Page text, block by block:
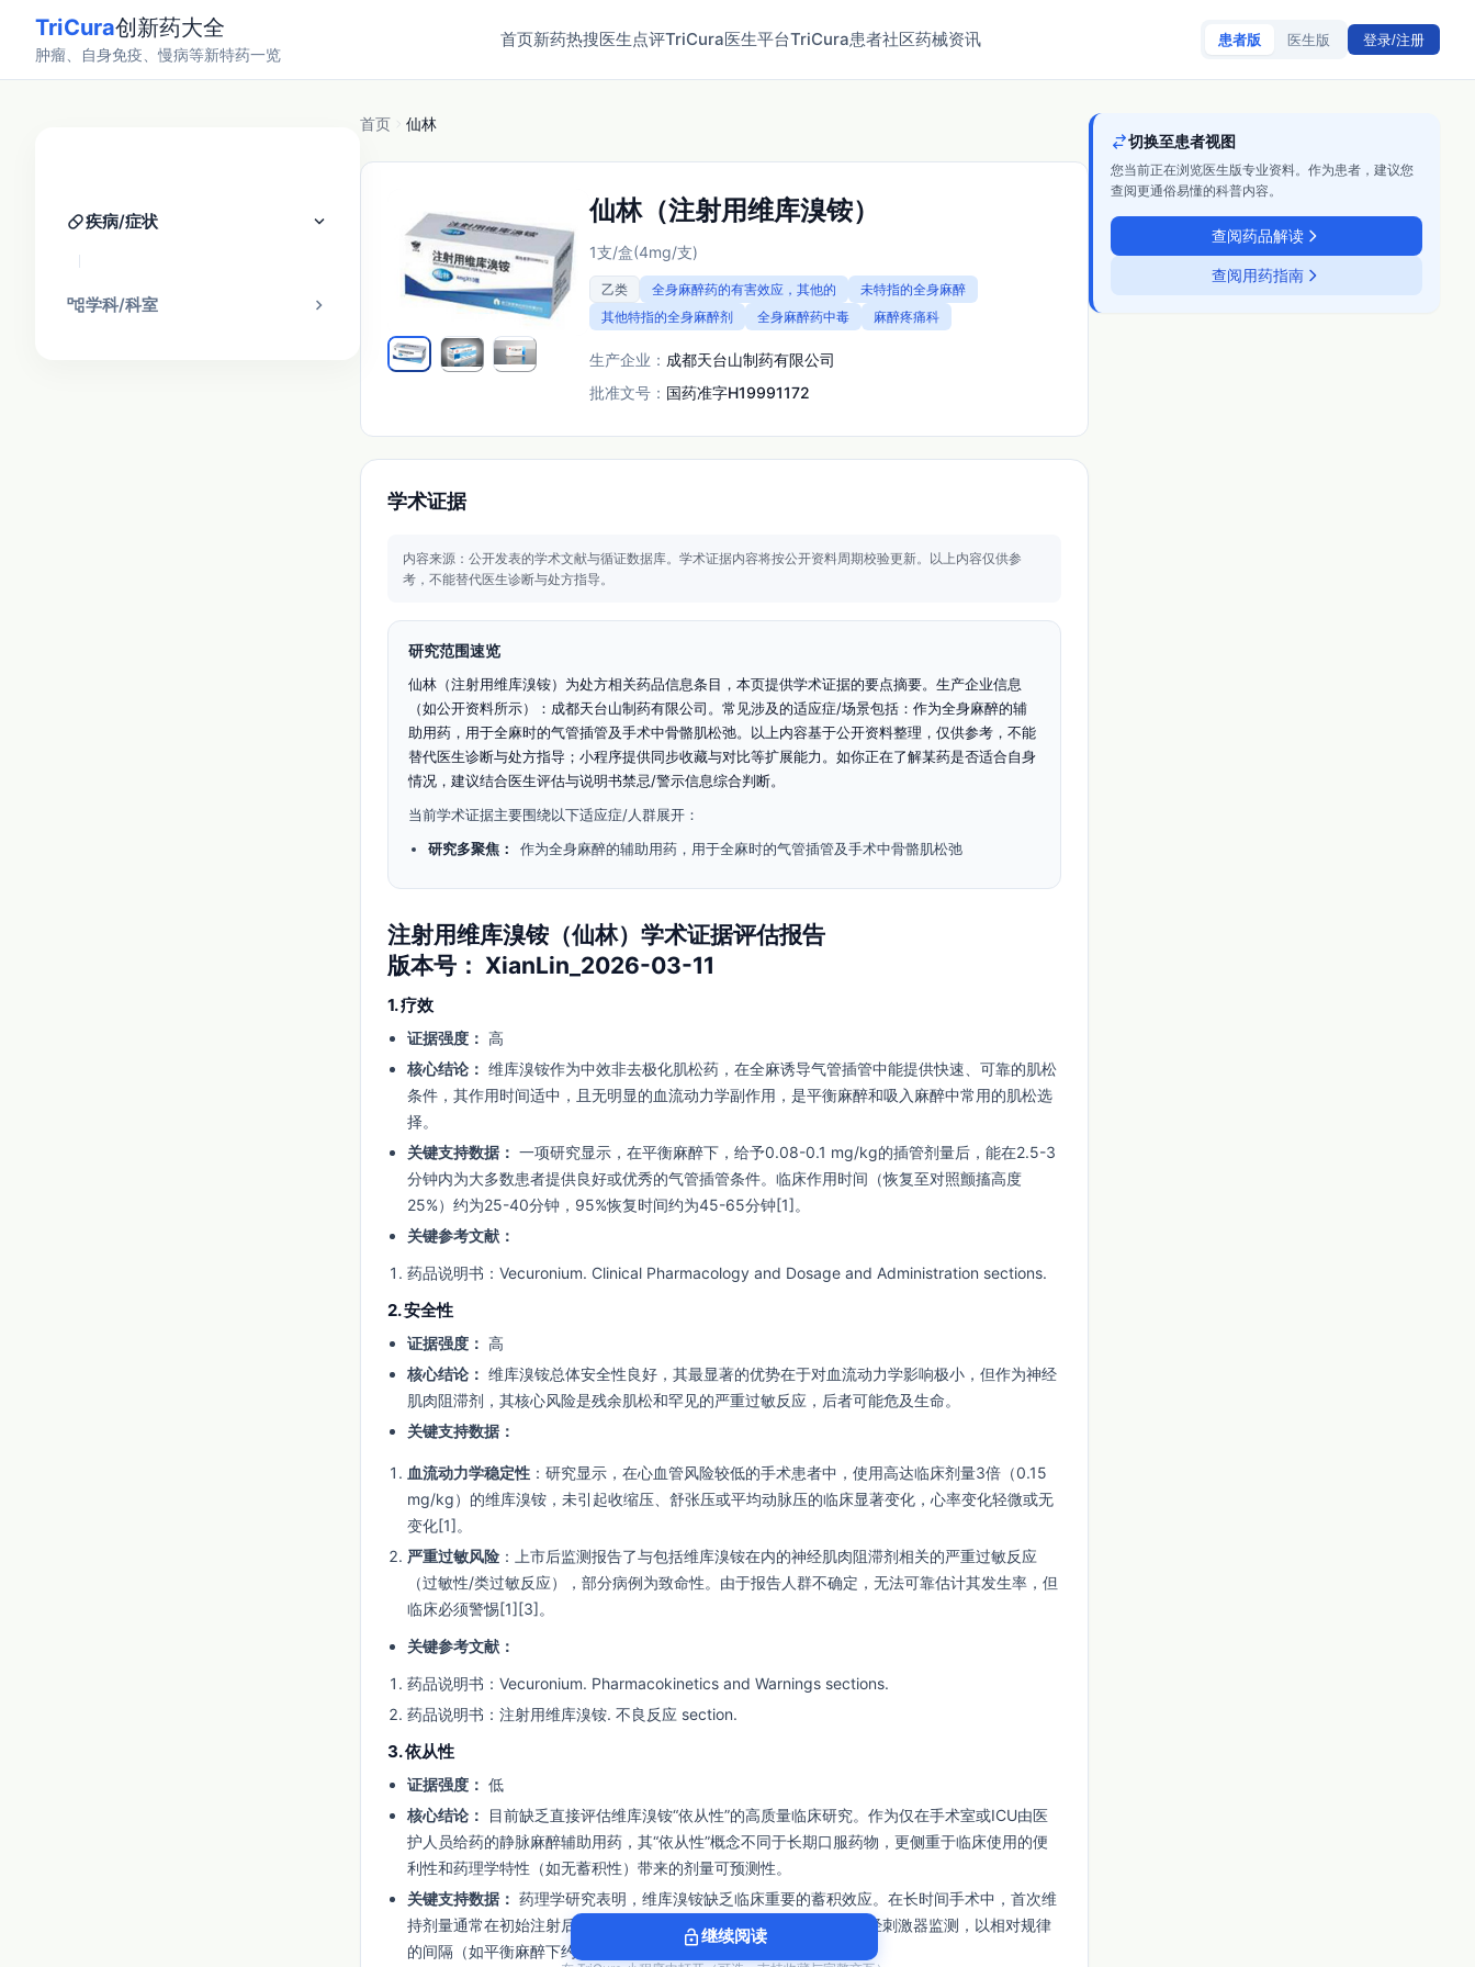
TriCura创新药大全
肿瘤、自身免疫、慢病等新特药一览
首页新药热搜医生点评TriCura医生平台TriCura患者社区药械资讯 患者版 医生版 登录/注册
pill疾病/症状 keyboard_arrow_down
account_tree学科/科室 chevron_right
首页 仙林
仙林（注射用维库溴铵）
1支/盒(4mg/支)
乙类 全身麻醉药的有害效应，其他的
未特指的全身麻醉
其他特指的全身麻醉剂
全身麻醉药中毒 麻醉疼痛科
生产企业： 成都天台山制药有限公司
批准文号： 国药准字H19991172
学术证据
内容来源：公开发表的学术文献与循证数据库。 学术证据内容将按公开资料周期校验更新。 以上内容仅供参
考，不能替代医生诊断与处方指导。
研究范围速览
仙林（注射用维库溴铵）为处方相关药品信息条目，本页提供学术证据的要点摘要。生产企业信息
（如公开资料所示）：成都天台山制药有限公司。常见涉及的适应症/场景包括：作为全身麻醉的辅
助用药，用于全麻时的气管插管及手术中骨骼肌松弛。以上内容基于公开资料整理，仅供参考，不能
替代医生诊断与处方指导；小程序提供同步收藏与对比等扩展能力。如你正在了解某药是否适合自身
情况，建议结合医生评估与说明书禁忌/警示信息综合判断。
当前学术证据主要围绕以下适应症/人群展开：
研究多聚焦：
作为全身麻醉的辅助用药，用于全麻时的气管插管及手术中骨骼肌松弛
注射用维库溴铵（仙林）学术证据评估报告
版本号： XianLin_2026-03-11
1. 疗效
证据强度： 高
核心结论： 维库溴铵作为中效非去极化肌松药，在全麻诱导气管插管中能提供快速、可靠的肌松
条件，其作用时间适中，且无明显的血流动力学副作用，是平衡麻醉和吸入麻醉中常用的肌松选
择。
关键支持数据： 一项研究显示，在平衡麻醉下，给予0.08-0.1 mg/kg的插管剂量后，能在2.5-3
分钟内为大多数患者提供良好或优秀的气管插管条件。临床作用时间（恢复至对照颤搐高度
25%）约为25-40分钟，95%恢复时间约为45-65分钟[1]。
关键参考文献：
药品说明书：Vecuronium. Clinical Pharmacology and Dosage and Administration sections.
2. 安全性
证据强度： 高
核心结论： 维库溴铵总体安全性良好，其最显著的优势在于对血流动力学影响极小，但作为神经
肌肉阻滞剂，其核心风险是残余肌松和罕见的严重过敏反应，后者可能危及生命。
关键支持数据：
血流动力学稳定性 ：研究显示，在心血管风险较低的手术患者中，使用高达临床剂量3倍（0.15
mg/kg）的维库溴铵，未引起收缩压、舒张压或平均动脉压的临床显著变化，心率变化轻微或无
变化[1]。
严重过敏风险 ：上市后监测报告了与包括维库溴铵在内的神经肌肉阻滞剂相关的严重过敏反应
（过敏性/类过敏反应），部分病例为致命性。由于报告人群不确定，无法可靠估计其发生率，但
临床必须警惕[1][3]。
关键参考文献：
药品说明书：Vecuronium. Pharmacokinetics and Warnings sections.
药品说明书：注射用维库溴铵. 不良反应 section.
3. 依从性
证据强度： 低
核心结论：
目前缺乏直接评估维库溴铵“依从性”的高质量临床研究。作为仅在手术室或ICU由医
护人员给药的静脉麻醉辅助用药，其“依从性”概念不同于长期口服药物，更侧重于临床使用的便
利性和药理学特性（如无蓄积性）带来的剂量可预测性。
关键支持数据： 药理学研究表明，维库溴铵缺乏临床重要的蓄积效应。在长时间手术中，首次维
持剂量通常在初始注射后25-40分钟内需要，后续维持剂量可根据神经刺激器监测，以相对规律
的间隔（如平衡麻醉下约12-15分钟）给予，这简化了术中管理[1]。
lock_open继续阅读
切换至患者视图
您当前正在浏览医生版专业资料。作为患者，建议您
查阅更通俗易懂的科普内容。
查阅药品解读
查阅用药指南